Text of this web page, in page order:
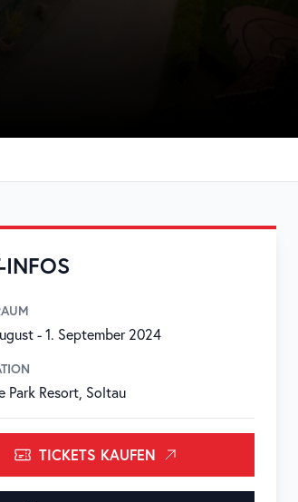
INFOS
- 1. September 2024
Park Resort, Soltau
TICKETS KAUFEN